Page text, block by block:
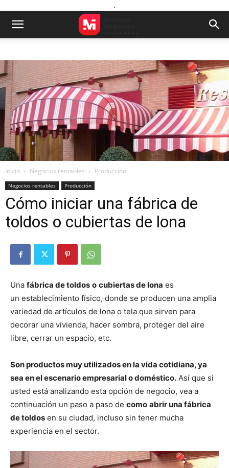
.
Inicio Negocios rentables Producción
Negocios rentables Producción
Cómo iniciar una fábrica de
toldos o cubiertas de lona
Una fábrica de toldos o cubiertas de lona es
un establecimiento físico, donde se producen una amplia
variedad de artículos de lona o tela que sirven para
decorar una vivienda, hacer sombra, proteger del aire
libre, cerrar un espacio, etc.
Son productos muy utilizados en la vida cotidiana, ya
sea en el escenario empresarial o doméstico. Así que si
usted está analizando esta opción de negocio, vea a
continuación un paso a paso de como abrir una fábrica
de toldos en su ciudad, incluso sin tener mucha
experiencia en el sector.